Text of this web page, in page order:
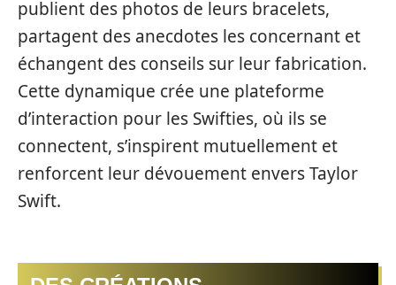
publient des photos de leurs bracelets,
partagent des anecdotes les concernant et
échangent des conseils sur leur fabrication.
Cette dynamique crée une plateforme
d’interaction pour les Swifties, où ils se
connectent, s’inspirent mutuellement et
renforcent leur dévouement envers Taylor
Swift.